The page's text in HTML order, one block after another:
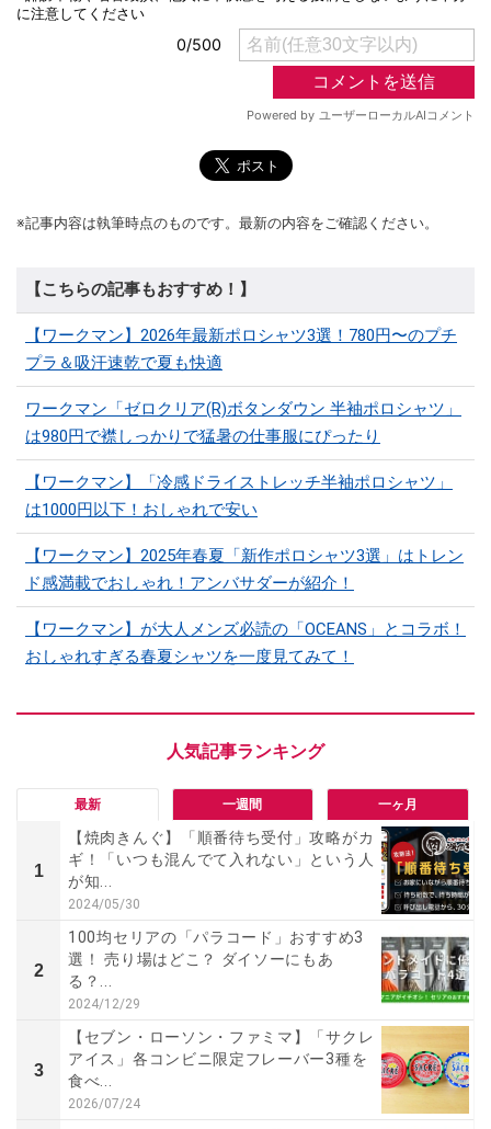
※記事内容は執筆時点のものです。最新の内容をご確認ください。
【こちらの記事もおすすめ！】
【ワークマン】2026年最新ポロシャツ3選！780円〜のプチ
プラ＆吸汗速乾で夏も快適
ワークマン「ゼロクリア(R)ボタンダウン 半袖ポロシャツ」
は980円で襟しっかりで猛暑の仕事服にぴったり
【ワークマン】「冷感ドライストレッチ半袖ポロシャツ」
は1000円以下！おしゃれで安い
【ワークマン】2025年春夏「新作ポロシャツ3選」はトレン
ド感満載でおしゃれ！アンバサダーが紹介！
【ワークマン】が大人メンズ必読の「OCEANS」とコラボ！
おしゃれすぎる春夏シャツを一度見てみて！
最新 一週間 一ヶ月
1
【焼肉きんぐ】「順番待ち受付」攻略がカ
ギ！「いつも混んでて入れない」という人
が知...
2024/05/30
2
100均セリアの「パラコード」おすすめ3
選！ 売り場はどこ？ ダイソーにもあ
る？...
2024/12/29
3
【セブン・ローソン・ファミマ】「サクレ
アイス」各コンビニ限定フレーバー3種を
食べ...
2026/07/24